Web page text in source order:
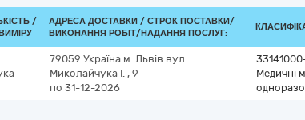
/
АДРЕСА ДОСТАВКИ / СТРОК ПОСТАВКИ/
ВИКОНАННЯ РОБІТ/НАДАННЯ ПОСЛУГ:
79059 Україна м. Львів вул.
Миколайчука І. , 9
по 31-12-2026
Медичні